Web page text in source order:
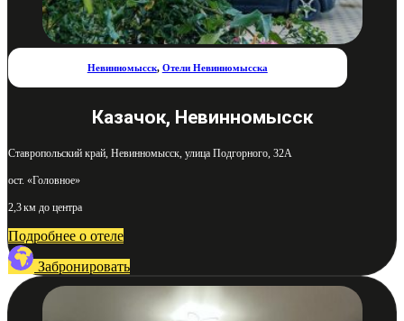
Невинномысск, Отели Невинномысска
Казачок, Невинномысск
Ставропольский край, Невинномысск, улица Подгорного, 32А
ост. «Головное»
2,3 км до центра
Подробнее о отеле
Забронировать